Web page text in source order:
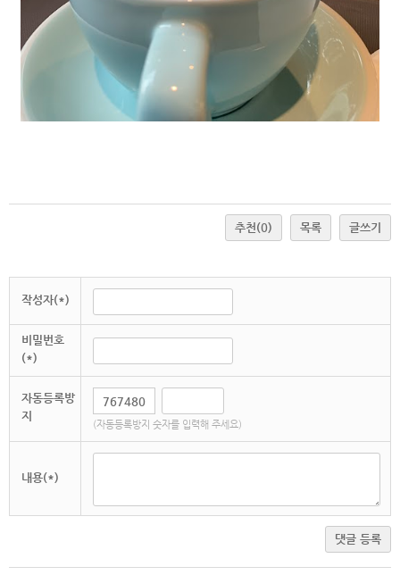
추천(0) 목록 글쓰기
작성자(*)
비밀번호
(*)
자동등록방
지
(자동등록방지 숫자를 입력해 주세요)
내용(*)
댓글 등록